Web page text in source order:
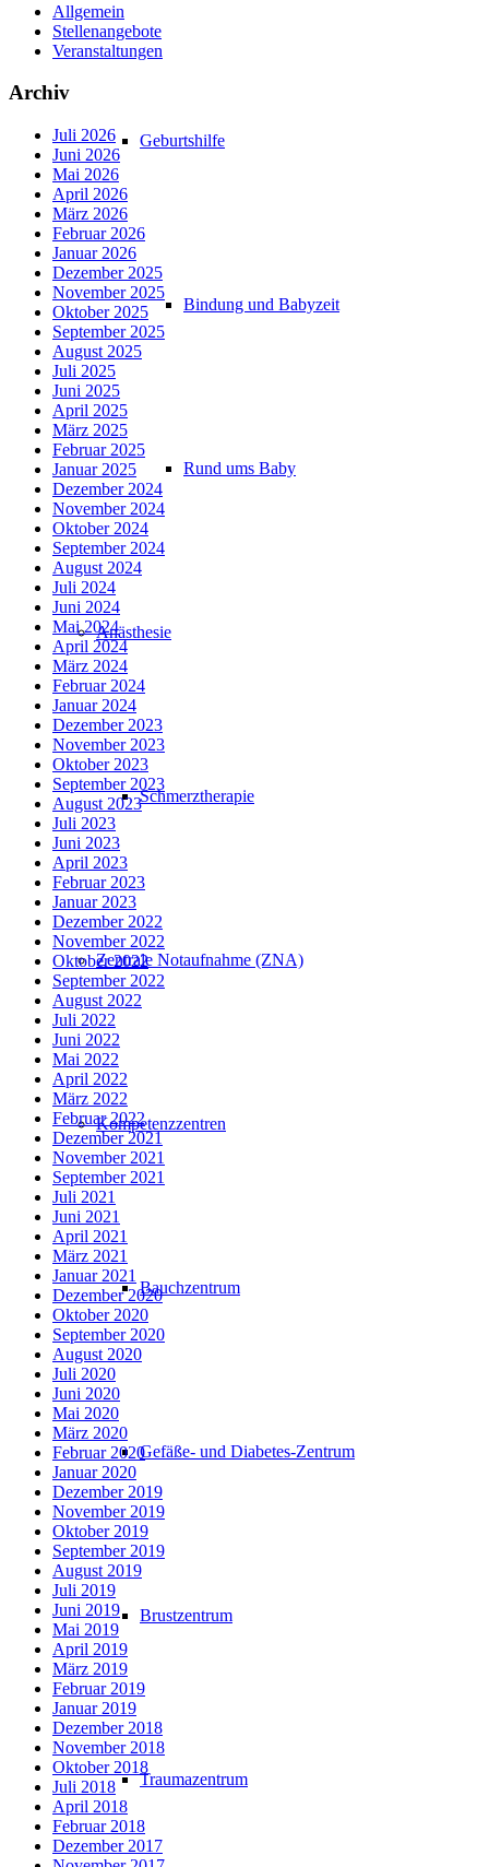
Geburtshilfe
Bindung und Babyzeit
Rund ums Baby
Anästhesie
Schmerztherapie
Zentrale Notaufnahme (ZNA)
Kompetenzzentren
Bauchzentrum
Gefäße- und Diabetes-Zentrum
Brustzentrum
Traumazentrum
Allgemein
Stellenangebote
Veranstaltungen
Archiv
Juli 2026
Juni 2026
Mai 2026
April 2026
März 2026
Februar 2026
Januar 2026
Dezember 2025
November 2025
Oktober 2025
September 2025
August 2025
Juli 2025
Juni 2025
April 2025
März 2025
Februar 2025
Januar 2025
Dezember 2024
November 2024
Oktober 2024
September 2024
August 2024
Juli 2024
Juni 2024
Mai 2024
April 2024
März 2024
Februar 2024
Januar 2024
Dezember 2023
November 2023
Oktober 2023
September 2023
August 2023
Juli 2023
Juni 2023
April 2023
Februar 2023
Januar 2023
Dezember 2022
November 2022
Oktober 2022
September 2022
August 2022
Juli 2022
Juni 2022
Mai 2022
April 2022
März 2022
Februar 2022
Dezember 2021
November 2021
September 2021
Juli 2021
Juni 2021
April 2021
März 2021
Januar 2021
Dezember 2020
Oktober 2020
September 2020
August 2020
Juli 2020
Juni 2020
Mai 2020
März 2020
Februar 2020
Januar 2020
Dezember 2019
November 2019
Oktober 2019
September 2019
August 2019
Juli 2019
Juni 2019
Mai 2019
April 2019
März 2019
Februar 2019
Januar 2019
Dezember 2018
November 2018
Oktober 2018
Juli 2018
April 2018
Februar 2018
Dezember 2017